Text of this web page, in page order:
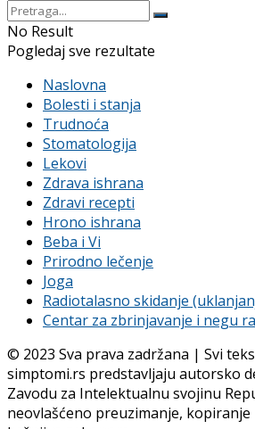
No Result
Pogledaj sve rezultate
Naslovna
Bolesti i stanja
Trudnoća
Stomatologija
Lekovi
Zdrava ishrana
Zdravi recepti
Hrono ishrana
Beba i Vi
Prirodno lečenje
Joga
Radiotalasno skidanje
Centar za zbrinjavanje i negu
© 2023 Sva prava zadržana | Svi
simptomi.rs predstavljaju autorsko
Zavodu za Intelektualnu svojinu
neovlašćeno preuzimanje, kopiranje